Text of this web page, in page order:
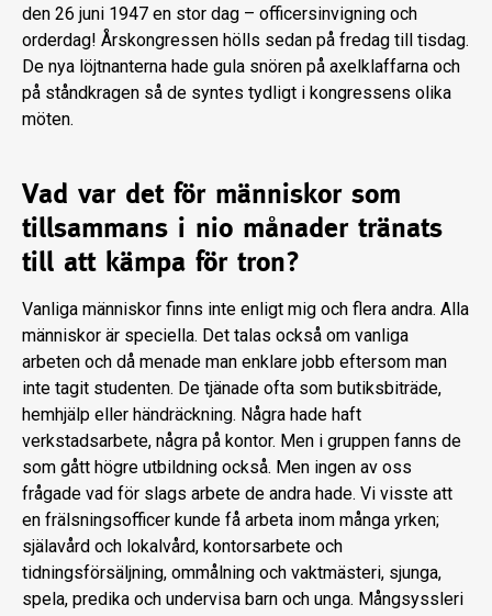
den 26 juni 1947 en stor dag – officersinvigning och
orderdag! Årskongressen hölls sedan på fredag till tisdag.
De nya löjtnanterna hade gula snören på axelklaffarna och
på ståndkragen så de syntes tydligt i kongressens olika
möten.
Vad var det för människor som
tillsammans i nio månader tränats
till att kämpa för tron?
Vanliga människor finns inte enligt mig och flera andra. Alla
människor är speciella. Det talas också om vanliga
arbeten och då menade man enklare jobb eftersom man
inte tagit studenten. De tjänade ofta som butiksbiträde,
hemhjälp eller händräckning. Några hade haft
verkstadsarbete, några på kontor. Men i gruppen fanns de
som gått högre utbildning också. Men ingen av oss
frågade vad för slags arbete de andra hade. Vi visste att
en frälsningsofficer kunde få arbeta inom många yrken;
själavård och lokalvård, kontorsarbete och
tidningsförsäljning, ommålning och vaktmästeri, sjunga,
spela, predika och undervisa barn och unga. Mångsyssleri